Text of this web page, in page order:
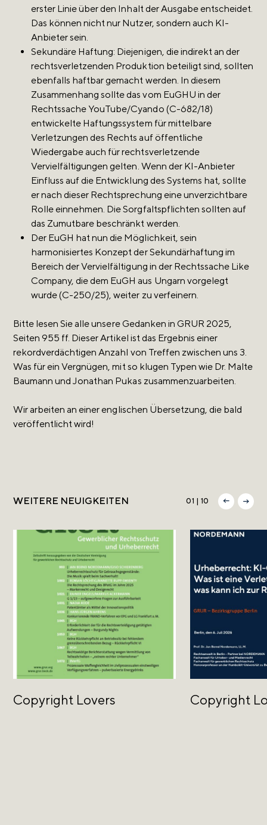
erster Linie über den Inhalt der Ausgabe entscheidet.
Das können nicht nur Nutzer, sondern auch KI-
Anbieter sein.
Sekundäre Haftung: Diejenigen, die indirekt an der
rechtsverletzenden Produktion beteiligt sind, sollten
ebenfalls haftbar gemacht werden. In diesem
Zusammenhang sollte das vom EuGHU in der
Rechtssache YouTube/Cyando (C-682/18)
entwickelte Haftungssystem für mittelbare
Verletzungen des Rechts auf öffentliche
Wiedergabe auch für rechtsverletzende
Vervielfältigungen gelten. Wenn der KI-Anbieter
Einfluss auf die Entwicklung des Systems hat, sollte
er nach dieser Rechtsprechung eine unverzichtbare
Rolle einnehmen. Die Sorgfaltspflichten sollten auf
das Zumutbare beschränkt werden.
Der EuGH hat nun die Möglichkeit, sein
harmonisiertes Konzept der Sekundärhaftung im
Bereich der Vervielfältigung in der Rechtssache Like
Company, die dem EuGH aus Ungarn vorgelegt
wurde (C-250/25), weiter zu verfeinern.
Bitte lesen Sie alle unsere Gedanken in GRUR 2025,
Seiten 955 ff. Dieser Artikel ist das Ergebnis einer
rekordverdächtigen Anzahl von Treffen zwischen uns 3.
Was für ein Vergnügen, mit so klugen Typen wie Dr. Malte
Baumann und Jonathan Pukas zusammenzuarbeiten.
Wir arbeiten an einer englischen Übersetzung, die bald
veröffentlicht wird!
WEITERE NEUIGKEITEN 01 | 10
Copyright Lovers Copyright